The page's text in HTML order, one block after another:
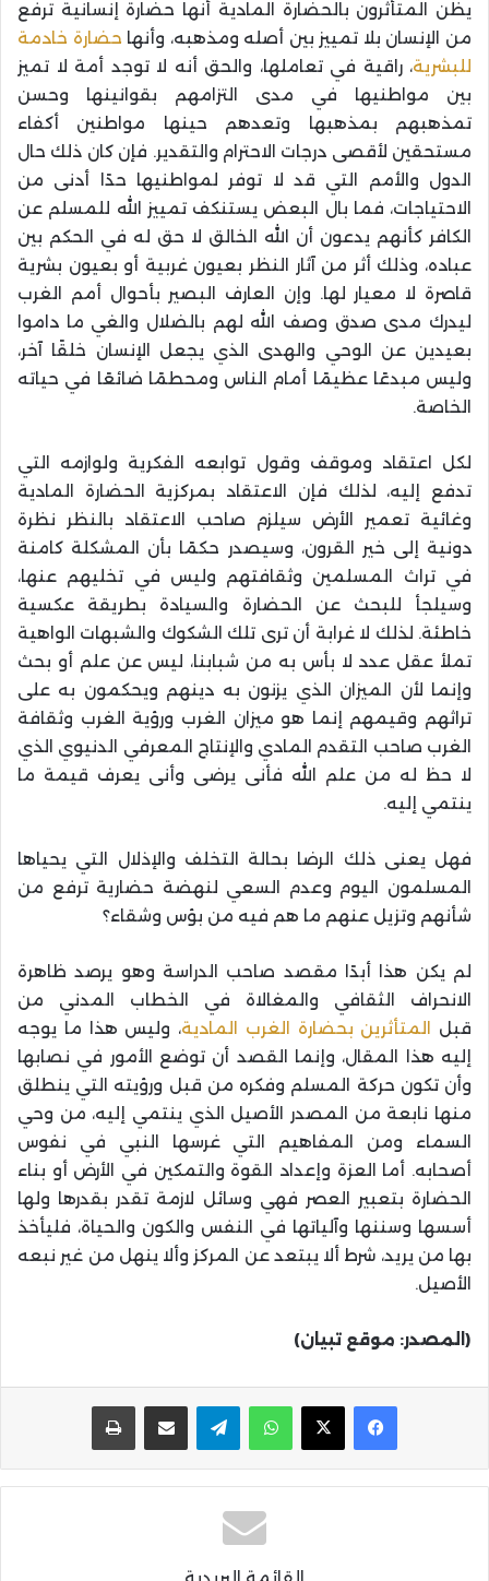
يظن المتأثرون بالحضارة المادية أنها حضارة إنسانية ترفع
من الإنسان بلا تمييز بين أصله ومذهبه، وأنها حضارة خادمة
للبشرية، راقية في تعاملها، والحق أنه لا توجد أمة لا تميز
بين مواطنيها في مدى التزامهم بقوانينها وحسن
تمذهبهم بمذهبها وتعدهم حينها مواطنين أكفاء
مستحقين لأقصى درجات الاحترام والتقدير. فإن كان ذلك حال
الدول والأمم التي قد لا توفر لمواطنيها حدًا أدنى من
الاحتياجات، فما بال البعض يستنكف تمييز الله للمسلم عن
الكافر كأنهم يدعون أن الله الخالق لا حق له في الحكم بين
عباده، وذلك أثر من آثار النظر بعيون غربية أو بعيون بشرية
قاصرة لا معيار لها. وإن العارف البصير بأحوال أمم الغرب
ليدرك مدى صدق وصف الله لهم بالضلال والغي ما داموا
بعيدين عن الوحي والهدى الذي يجعل الإنسان خلقًا آخر،
وليس مبدعًا عظيمًا أمام الناس ومحطمًا ضائعًا في حياته
الخاصة.
لكل اعتقاد وموقف وقول توابعه الفكرية ولوازمه التي
تدفع إليه، لذلك فإن الاعتقاد بمركزية الحضارة المادية
وغائية تعمير الأرض سيلزم صاحب الاعتقاد بالنظر نظرة
دونية إلى خير القرون، وسيصدر حكمًا بأن المشكلة كامنة
في تراث المسلمين وثقافتهم وليس في تخليهم عنها،
وسيلجأ للبحث عن الحضارة والسيادة بطريقة عكسية
خاطئة. لذلك لا غرابة أن ترى تلك الشكوك والشبهات الواهية
تملأ عقل عدد لا بأس به من شبابنا، ليس عن علم أو بحث
وإنما لأن الميزان الذي يزنون به دينهم ويحكمون به على
تراثهم وقيمهم إنما هو ميزان الغرب ورؤية الغرب وثقافة
الغرب صاحب التقدم المادي والإنتاج المعرفي الدنيوي الذي
لا حظ له من علم الله فأنى يرضى وأنى يعرف قيمة ما
ينتمي إليه.
فهل يعنى ذلك الرضا بحالة التخلف والإذلال التي يحياها
المسلمون اليوم وعدم السعي لنهضة حضارية ترفع من
شأنهم وتزيل عنهم ما هم فيه من بؤس وشقاء؟
لم يكن هذا أبدًا مقصد صاحب الدراسة وهو يرصد ظاهرة
الانحراف الثقافي والمغالاة في الخطاب المدني من
قبل المتأثرين بحضارة الغرب المادية، وليس هذا ما يوجه
إليه هذا المقال، وإنما القصد أن توضع الأمور في نصابها
وأن تكون حركة المسلم وفكره من قبل ورؤيته التي ينطلق
منها نابعة من المصدر الأصيل الذي ينتمي إليه، من وحي
السماء ومن المفاهيم التي غرسها النبي في نفوس
أصحابه. أما العزة وإعداد القوة والتمكين في الأرض أو بناء
الحضارة بتعبير العصر فهي وسائل لازمة تقدر بقدرها ولها
أسسها وسننها وآلياتها في النفس والكون والحياة، فليأخذ
بها من يريد، شرط ألا يبتعد عن المركز وألا ينهل من غير نبعه
الأصيل.
(المصدر: موقع تبيان)
واتساب تيلقرام مشاركة عبر البريد